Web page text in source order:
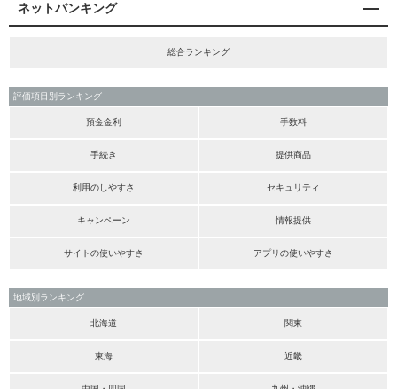
ネットバンキング
総合ランキング
評価項目別ランキング
預金金利 手数料
手続き 提供商品
利用のしやすさ セキュリティ
キャンペーン 情報提供
サイトの使いやすさ アプリの使いやすさ
地域別ランキング
北海道 関東
東海 近畿